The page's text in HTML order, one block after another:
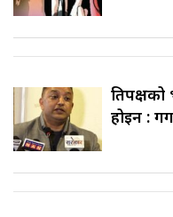
होइन :